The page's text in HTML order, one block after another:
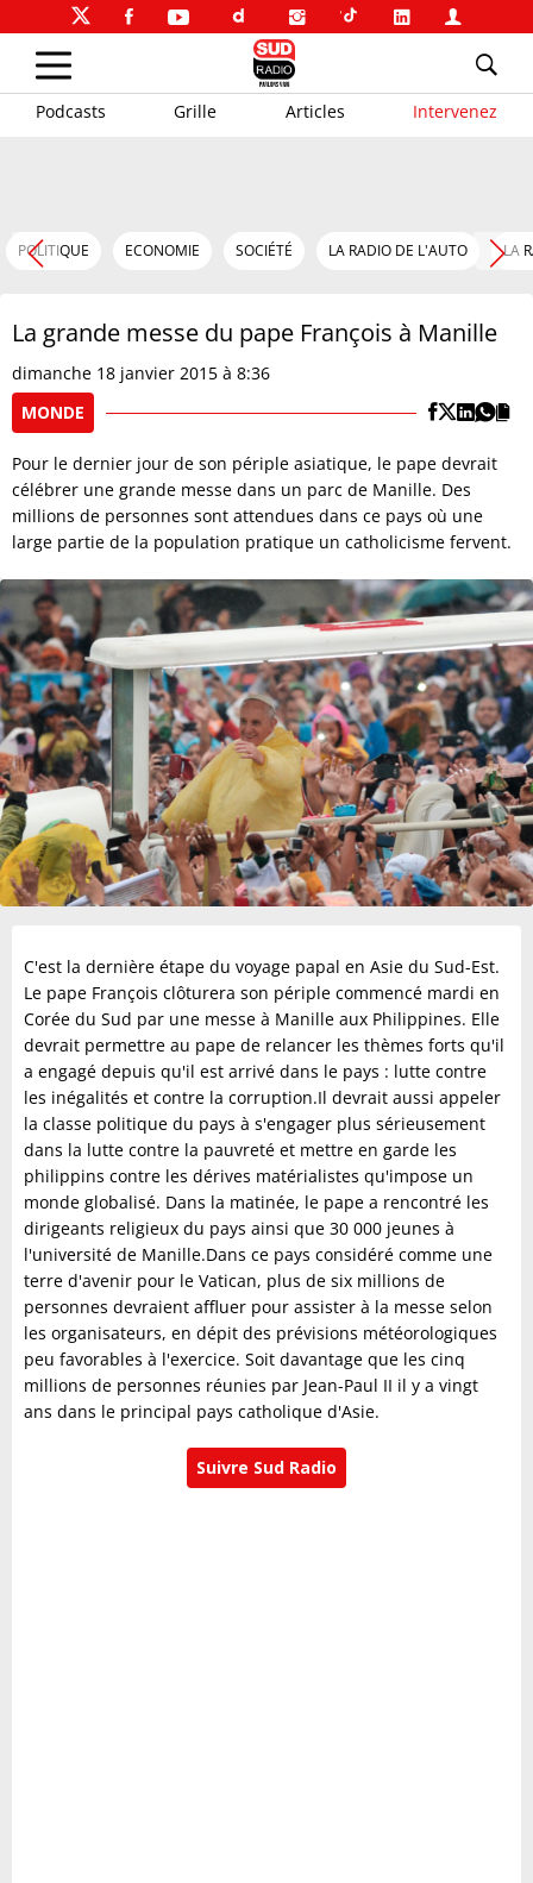
Podcasts Grille Articles Intervenez
POLITIQUE ECONOMIE SOCIÉTÉ LA RADIO DE L'AUTO LA
La grande messe du pape François à Manille
dimanche 18 janvier 2015 à 8:36
MONDE
Pour le dernier jour de son périple asiatique, le pape devrait
célébrer une grande messe dans un parc de Manille. Des
millions de personnes sont attendues dans ce pays où une
large partie de la population pratique un catholicisme fervent.
C'est la dernière étape du voyage papal en Asie du Sud-Est.
Le pape François clôturera son périple commencé mardi en
Corée du Sud par une messe à Manille aux Philippines. Elle
devrait permettre au pape de relancer les thèmes forts qu'il
a engagé depuis qu'il est arrivé dans le pays : lutte contre
les inégalités et contre la corruption.Il devrait aussi appeler
la classe politique du pays à s'engager plus sérieusement
dans la lutte contre la pauvreté et mettre en garde les
philippins contre les dérives matérialistes qu'impose un
monde globalisé. Dans la matinée, le pape a rencontré les
dirigeants religieux du pays ainsi que 30 000 jeunes à
l'université de Manille.Dans ce pays considéré comme une
terre d'avenir pour le Vatican, plus de six millions de
personnes devraient affluer pour assister à la messe selon
les organisateurs, en dépit des prévisions météorologiques
peu favorables à l'exercice. Soit davantage que les cinq
millions de personnes réunies par Jean-Paul II il y a vingt
ans dans le principal pays catholique d'Asie.
Suivre Sud Radio